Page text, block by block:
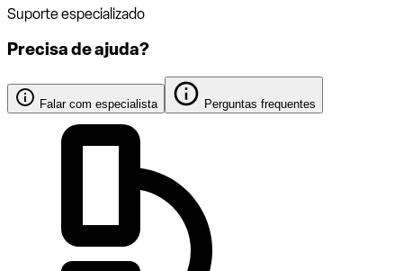
Suporte especializado
Precisa de ajuda?
Falar com especialista Perguntas frequentes